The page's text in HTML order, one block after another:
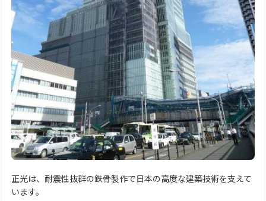
正光は、耐震性抜群の鉄骨製作で日本の高度な建築技術を支えて
います。